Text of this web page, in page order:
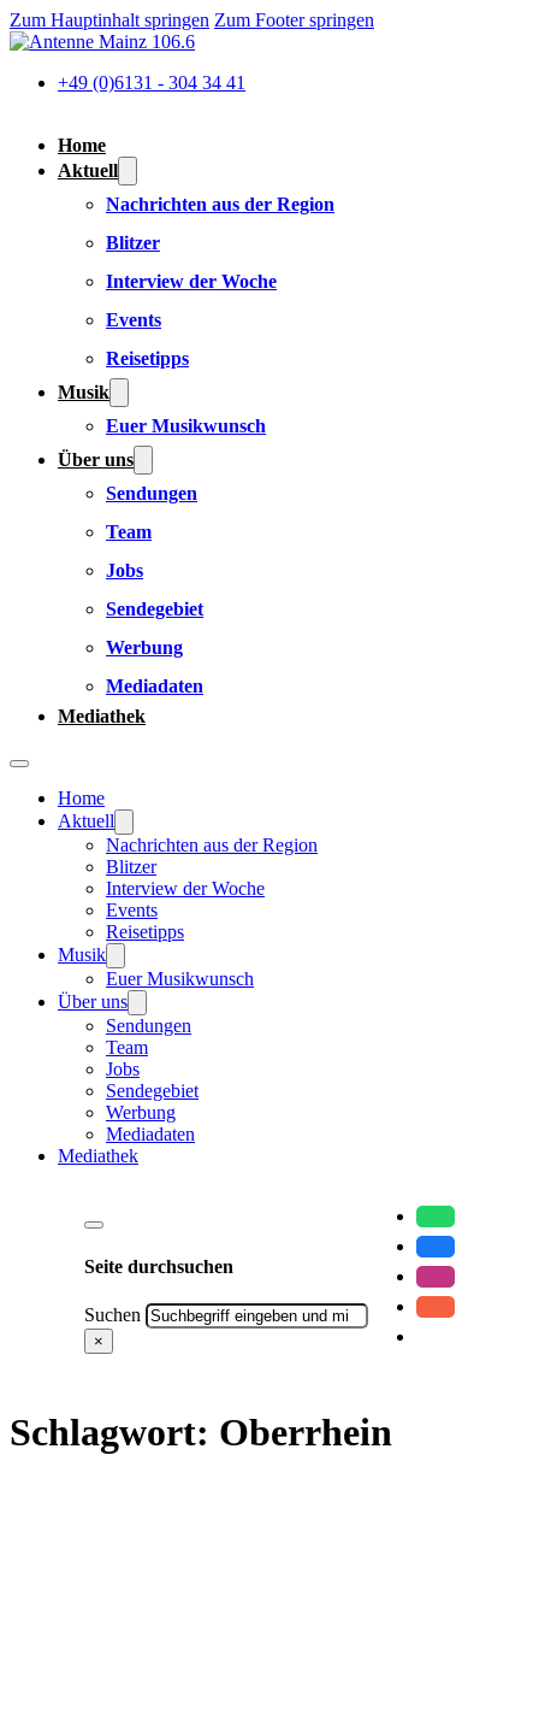
Zum Hauptinhalt springen Zum Footer springen
+49 (0)6131 - 304 34 41
Home
Aktuell
Nachrichten aus der Region
Blitzer
Interview der Woche
Events
Reisetipps
Musik
Euer Musikwunsch
Über uns
Sendungen
Team
Jobs
Sendegebiet
Werbung
Mediadaten
Mediathek
Home
Aktuell
Nachrichten aus der Region
Blitzer
Interview der Woche
Events
Reisetipps
Musik
Euer Musikwunsch
Über uns
Sendungen
Team
Jobs
Sendegebiet
Werbung
Mediadaten
Mediathek
Seite durchsuchen
Suchen
×
Schlagwort: Oberrhein